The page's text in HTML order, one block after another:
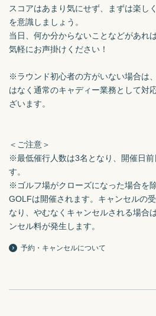
スコアはあまり気にせず、まずは楽し
を意識しましょう。
当日、何か分からないことなどがあれ
気軽にお声掛けください！
※ラウンド初心者の方がいない場合は
はなく通常のキャディー業務として対
ざいます。
＜ご注意＞
※最低催行人数は3名となり、開催日前
す。
※ゴルフ場がクローズになった場合を
GOLFは開催されます。キャンセルの
なり、やむなくキャンセルされる場合
ンセル料が発生します。
予約・キャンセルについて